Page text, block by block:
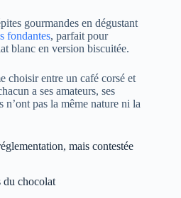
gourmandes en dégustant
fondantes, parfait pour
blanc en version biscuitée.
choisir entre un café corsé et
a ses amateurs, ses
n’ont pas la même nature ni la
mais contestée
du chocolat